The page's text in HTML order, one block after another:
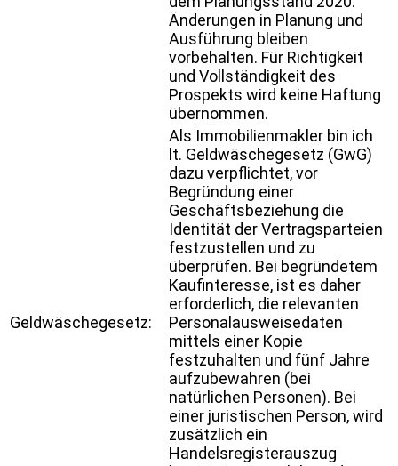
Änderungen in Planung und
Ausführung bleiben
vorbehalten. Für Richtigkeit
und Vollständigkeit des
Prospekts wird keine Haftung
übernommen.
Geldwäschegesetz:
Als Immobilienmakler bin ich
lt. Geldwäschegesetz (GwG)
dazu verpflichtet, vor
Begründung einer
Geschäftsbeziehung die
Identität der Vertragsparteien
festzustellen und zu
überprüfen. Bei begründetem
Kaufinteresse, ist es daher
erforderlich, die relevanten
Personalausweisedaten
mittels einer Kopie
festzuhalten und fünf Jahre
aufzubewahren (bei
natürlichen Personen). Bei
einer juristischen Person, wird
zusätzlich ein
Handelsregisterauszug